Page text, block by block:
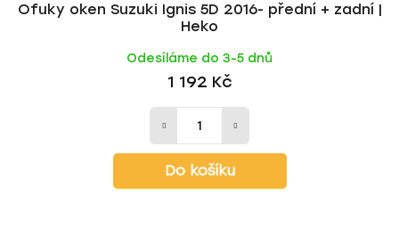
Ofuky oken Suzuki Ignis 5D 2016- přední + zadní |
Heko
Odesíláme do 3-5 dnů
1 192 Kč
Do košíku